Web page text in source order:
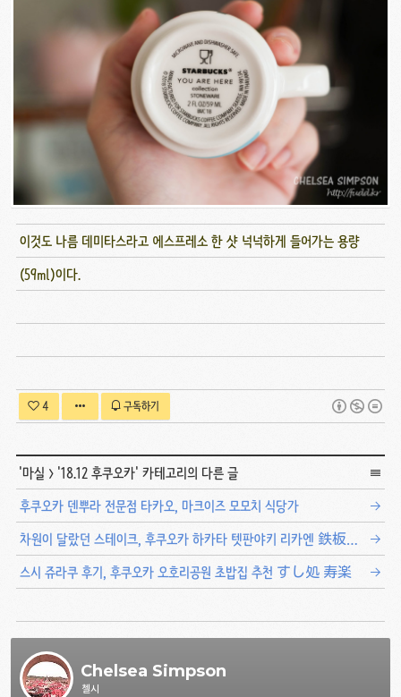
이것도 나름 데미타스라고 에스프레소 한 샷 넉넉하게 들어가는 용량
(59ml)이다.
4 구독하기
'마실 > '18.12 후쿠오카' 카테고리의 다른 글
후쿠오카 덴뿌라 전문점 타카오, 마크이즈 모모치 식당가
차원이 달랐던 스테이크, 후쿠오카 하카타 텟판야키 리카엔 鉄板焼 利花苑
스시 쥬라쿠 후기, 후쿠오카 오호리공원 초밥집 추천 すし処 寿楽
Chelsea Simpson
첼시